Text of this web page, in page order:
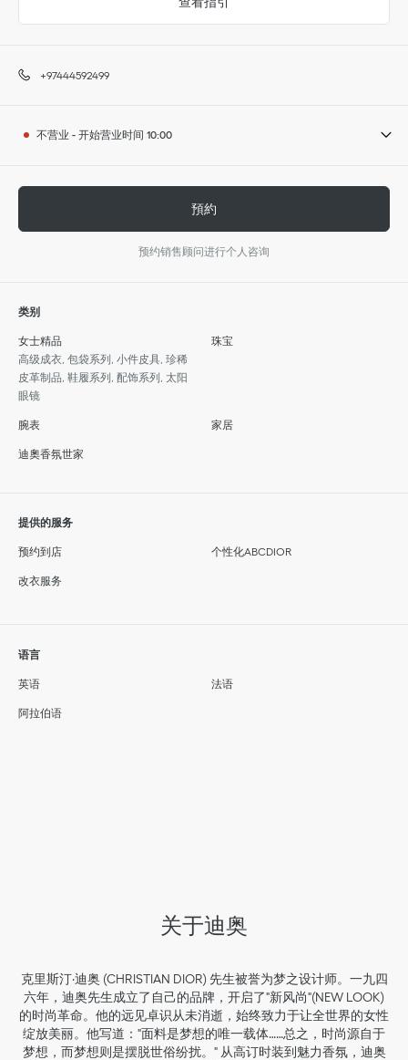
+97444592499
不营业 - 开始营业时间 10:00
預約
预约销售顾问进行个人咨询
类别
女士精品
高级成衣, 包袋系列, 小件皮具, 珍稀
皮革制品, 鞋履系列, 配饰系列, 太阳
眼镜
珠宝
腕表 家居
迪奧香氛世家
提供的服务
预约到店 个性化ABCDIOR
改衣服务
语言
英语 法语
阿拉伯语
关于迪奥
克里斯汀·迪奥 (CHRISTIAN DIOR) 先生被誉为梦之设计师。一九四
六年，迪奥先生成立了自己的品牌，开启了"新风尚"(NEW LOOK)
的时尚革命。他的远见卓识从未消逝，始终致力于让全世界的女性
绽放美丽。他写道："面料是梦想的唯一载体……总之，时尚源自于
梦想，而梦想则是摆脱世俗纷扰。" 从高订时装到魅力香氛，迪奥